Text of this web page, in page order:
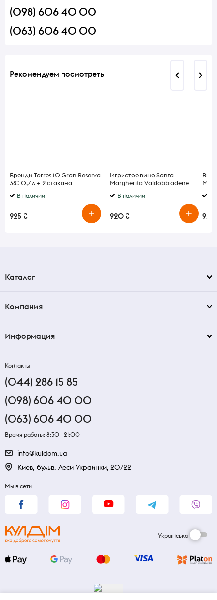
(098) 606 40 00
(063) 606 40 00
Рекомендуем посмотреть
Бренди Torres 10 Gran Reserva
38% 0,7 л + 2 стакана
В наличии
925 ₴
Игристое вино Santa
Margherita Valdobbiadene
брют 11,5% 0,75 л
В наличии
920 ₴
Malt
Каталог
Компания
Информация
Контакты
(044) 286 15 85
(098) 606 40 00
(063) 606 40 00
Время работы: 8:30—21:00
info@kuldom.ua
Киев, бульв. Леси Украинки, 20/22
Мы в сети
Українська